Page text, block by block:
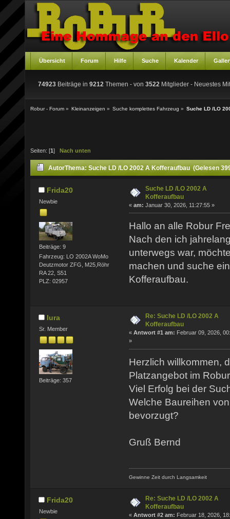
Übersicht Forum Hilfe Suche Kalender
74923 Beiträge in 9212 Themen - von 3522 Mitglieder - Neuestes
Robur - Forum » Kleinanzeigen » Suche komplettes Fahrzeug » Suche LD /LO
Seiten: [1 ] Nach unten
AutorThema: Suche LD /LO 2002 A Kofferaufbau (Gelesen
Frida20
Newbie
Beiträge: 9
Fahrzeug: LO 2002A WoMo
Deutzmotor ZFG, M25,Röhr
RA 22, S51
PLZ: 02957
Suche LD /LO 2002 A
Kofferaufbau
« am: Januar 30, 2026, 11:27:55 »
Hallo an alle Robur
Nach den ich
unterwegs war,
machen und suche
Kofferaufbau.
lura
Sr. Member
Beiträge: 357
Re: Suche LD /LO 2002 A
Kofferaufbau
« Antwort #1 am: Februar 09, 2026,
»
Herzlich willkommen,
Platzangebot im
Viel Erfolg bei der
Welche Baureihen
bevorzugt?
Gruß Bernd
Gewinne Zeit durch Langsamkeit
Frida20
Newbie
Re: Suche LD /LO 2002 A
Kofferaufbau
« Antwort #2 am: Februar 18, 2026,